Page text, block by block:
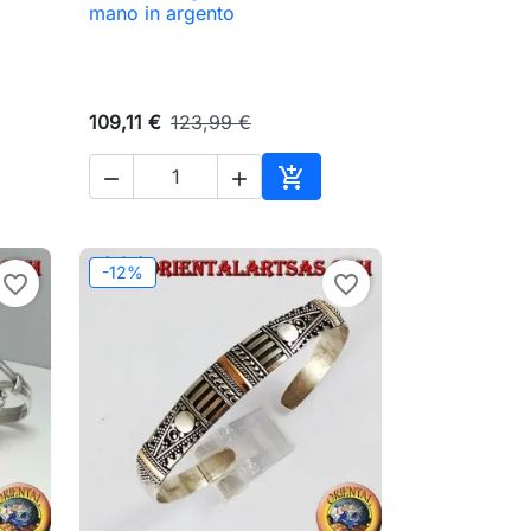
al carrello
mano in argento
109,11 € 123,99 €
  
Aggiungi al carrello
favorite_border -12% favorite_border